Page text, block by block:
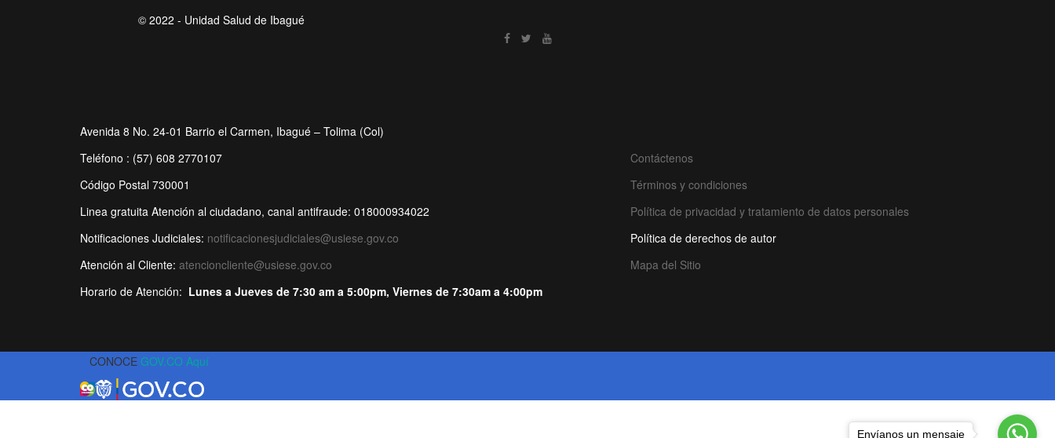
© 2022 - Unidad Salud de Ibagué
Avenida 8 No. 24-01 Barrio el Carmen, Ibagué – Tolima (Col)
Teléfono : (57) 608 2770107
Código Postal 730001
Linea gratuita Atención al ciudadano, canal antifraude: 018000934022
Notificaciones Judiciales: notificacionesjudiciales@usiese.gov.co
Atención al Cliente: atencioncliente@usiese.gov.co
Horario de Atención: Lunes a Jueves de 7:30 am a 5:00pm, Viernes de 7:30am a 4:00pm
Contáctenos
Términos y condiciones
Política de privacidad y tratamiento de datos personales
Política de derechos de autor
Mapa del Sitio
CONOCE GOV.CO Aquí
Envíanos un mensaje